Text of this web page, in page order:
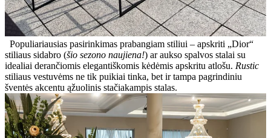
Populiariausias pasirinkimas prabangiam stiliui – apskriti „Dior“
stiliaus sidabro (šio sezono naujiena!) ar aukso spalvos stalai su
idealiai derančiomis elegantiškomis kėdėmis apskritu atlošu. Rustic
stiliaus vestuvėms ne tik puikiai tinka, bet ir tampa pagrindiniu
šventės akcentu ąžuolinis stačiakampis stalas.